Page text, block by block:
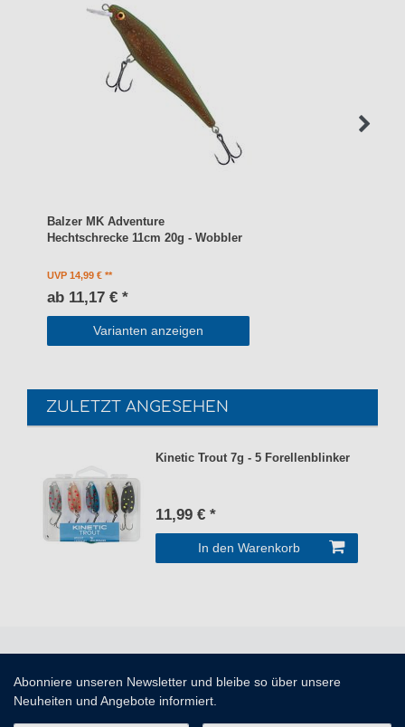
Balzer MK Adventure
Hechtschrecke 11cm 20g - Wobbler
UVP 14,99 €
ab 11,17 € *
Varianten anzeigen
ZULETZT ANGESEHEN
Kinetic Trout 7g - 5 Forellenblinker
11,99 € *
In den Warenkorb
Abonniere unseren Newsletter und bleibe so über unsere
Neuheiten und Angebote informiert.